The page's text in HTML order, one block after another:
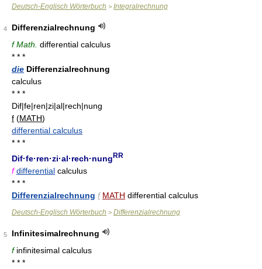
Deutsch-Englisch Wörterbuch > Integralrechnung
4
Differenzialrechnung
f Math. differential calculus
* * *
die Differenzialrechnung
calculus
* * *
Dif|fe|ren|zi|al|rech|nung
f (MATH)
differential calculus
* * *
Dif·fe·ren·zi·al·rech·nungRR
f differential calculus
* * *
Differenzialrechnung f MATH differential calculus
Deutsch-Englisch Wörterbuch > Differenzialrechnung
5
Infinitesimalrechnung
finfinitesimal calculus
* * *